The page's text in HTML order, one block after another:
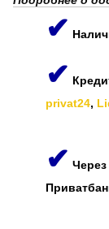
✔
✔
privat24,
✔